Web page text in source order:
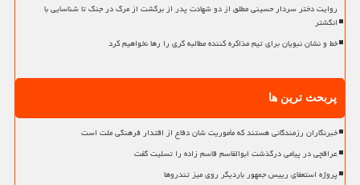
روایت دختر سردار حسینی مطلق از دو شهادت پدر از برگشت از مرگ در جنگ تا شناسایی با
انگشتر
خط و نشان نبویان برای تیم مذاکره کننده مطالبه گری را رها نخواهیم کرد
پربحث ترین ها
خبرنگاران رزمندگانی هستند که مأموریت شان دفاع از اقتدار فرهنگی ملت است
عراقچی در پیامی درگذشت ابوالقاسم قاسم زاده را تسلیت گفت
پروژه استعفای رییس جمهور باردیگر روی میز تندروها